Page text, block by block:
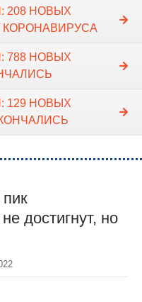
208 НОВЫХ
КОРОНАВИРУСА
788 НОВЫХ
129 НОВЫХ
достигнут, но